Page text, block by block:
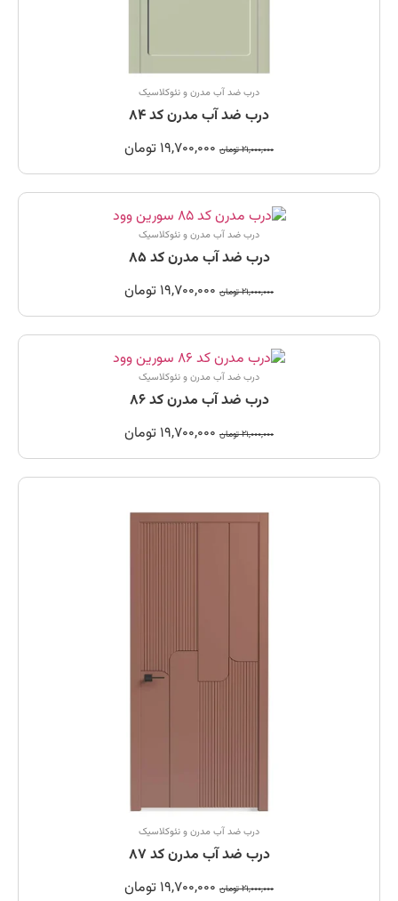
درب ضد آب مدرن و نئوکلاسیک
درب ضد آب مدرن کد 84
21,000,000 تومان 19,700,000 تومان
درب ضد آب مدرن و نئوکلاسیک
درب ضد آب مدرن کد 85
21,000,000 تومان 19,700,000 تومان
درب ضد آب مدرن و نئوکلاسیک
درب ضد آب مدرن کد 86
21,000,000 تومان 19,700,000 تومان
درب ضد آب مدرن و نئوکلاسیک
درب ضد آب مدرن کد 87
21,000,000 تومان 19,700,000 تومان